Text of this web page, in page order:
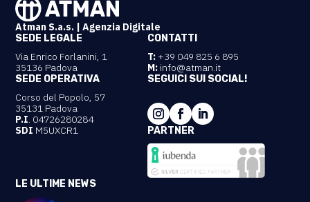
Atman S.a.s. | Agenzia Digitale
SEDE LEGALE
Via Enrico Forlanini, 1
35136 Padova
SEDE OPERATIVA
Corso del Popolo, 57
35131 Padova
P.I. 04726280284
SDI M5UXCR1
CONTATTI
T: +39 049 825 6 895
M: info@atman.it
SEGUICI SUI SOCIAL!
PARTNER
LE ULTIME NEWS